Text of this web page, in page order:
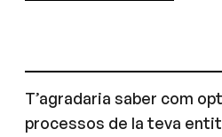
T’agradaria saber com
processos de la teva